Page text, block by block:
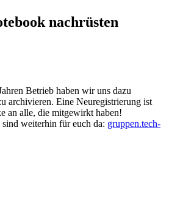
nachrüsten
Betrieb haben wir uns dazu
archivieren. Eine Neuregistrierung ist
an alle, die mitgewirkt haben!
weiterhin für euch da: gruppen.tech-